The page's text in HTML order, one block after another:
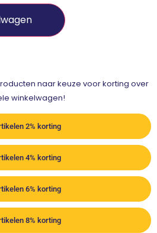
naar keuze voor korting over
winkelwagen!
2% korting
4% korting
6% korting
8% korting